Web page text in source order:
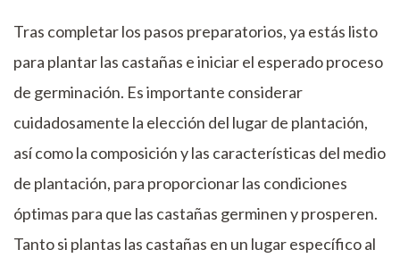
Tras completar los pasos preparatorios, ya estás listo
para plantar las castañas e iniciar el esperado proceso
de germinación. Es importante considerar
cuidadosamente la elección del lugar de plantación,
así como la composición y las características del medio
de plantación, para proporcionar las condiciones
óptimas para que las castañas germinen y prosperen.
Tanto si plantas las castañas en un lugar específico al